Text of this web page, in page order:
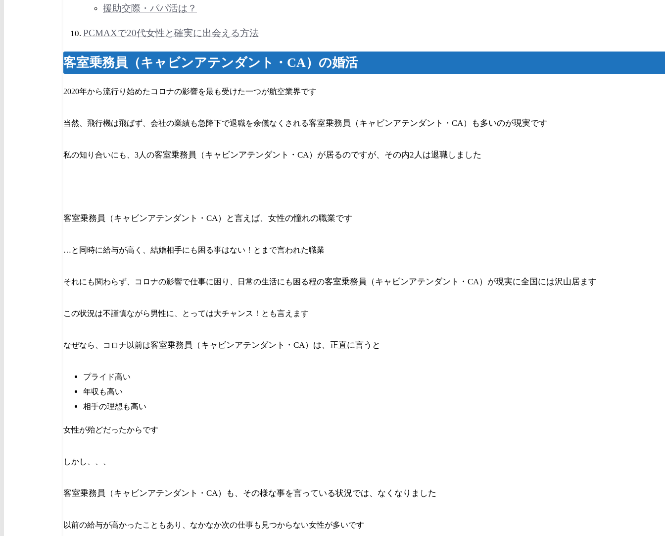
援助交際・パパ活は？
PCMAXで20代女性と確実に出会える方法
客室乗務員（キャビンアテンダント・CA）の婚活
2020年から流行り始めたコロナの影響を最も受けた一つが航空業界です
当然、飛行機は飛ばず、会社の業績も急降下で退職を余儀なくされる客室乗務員（キャビンアテンダント・CA）も多いのが現実です
私の知り合いにも、3人の客室乗務員（キャビンアテンダント・CA）が居るのですが、その内2人は退職しました
客室乗務員（キャビンアテンダント・CA）と言えば、女性の憧れの職業です
…と同時に給与が高く、結婚相手にも困る事はない！とまで言われた職業
それにも関わらず、コロナの影響で仕事に困り、日常の生活にも困る程の客室乗務員（キャビンアテンダント・CA）が現実に全国には沢山居ます
この状況は不謹慎ながら男性に、とっては大チャンス！とも言えます
なぜなら、コロナ以前は客室乗務員（キャビンアテンダント・CA）は、正直に言うと
プライド高い
年収も高い
相手の理想も高い
女性が殆どだったからです
しかし、、、
客室乗務員（キャビンアテンダント・CA）も、その様な事を言っている状況では、なくなりました
以前の給与が高かったこともあり、なかなか次の仕事も見つからない女性が多いです